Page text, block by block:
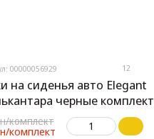
00000056929 12
на сиденья авто Elegant
черные комплект
(700 116)
комплект
комплект